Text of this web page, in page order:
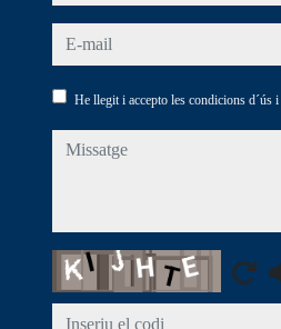
e-mail
He llegit i accepto les condicions d´ús i
missatge
Captcha